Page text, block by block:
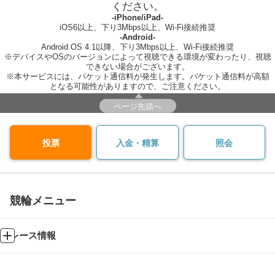
ください。
-iPhone/iPad-
iOS6以上、下り3Mbps以上、Wi-Fi接続推奨
-Android-
Android OS 4.1以降、下り3Mbps以上、Wi-Fi接続推奨
※デバイスやOSのバージョンによって視聴できる環境が変わったり、視聴
できない場合がございます。
※本サービスには、パケット通信料が発生します。パケット通信料が高額
となる可能性がありますので、ご注意ください。
ページ先頭へ
投票 入金・精算 照会
競輪メニュー
レース情報